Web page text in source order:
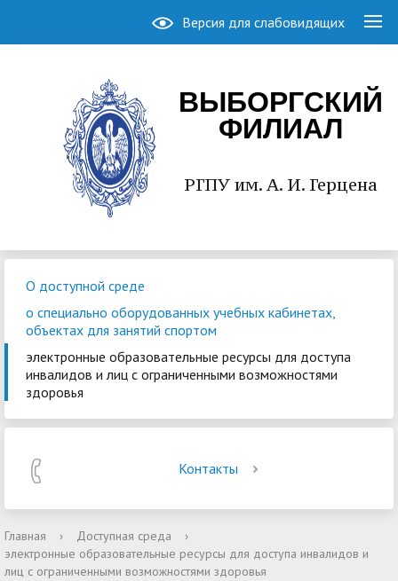
Версия для слабовидящих
ВЫБОРГСКИЙ
ФИЛИАЛ
РГПУ им. А. И. Герцена
О доступной среде
о специально оборудованных учебных кабинетах,
объектах для занятий спортом
электронные образовательные ресурсы для доступа
инвалидов и лиц с ограниченными возможностями
здоровья
Контакты
Главная › Доступная среда
›
электронные образовательные ресурсы для доступа инвалидов и
лиц с ограниченными возможностями здоровья